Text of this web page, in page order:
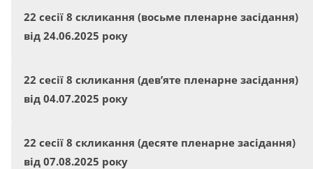
22 сесії 8 скликання (восьме пленарне засідання)
від 24.06.2025 року
22 сесії 8 скликання (дев’яте пленарне засідання)
від 04.07.2025 року
22 сесії 8 скликання (десяте пленарне засідання)
від 07.08.2025 року